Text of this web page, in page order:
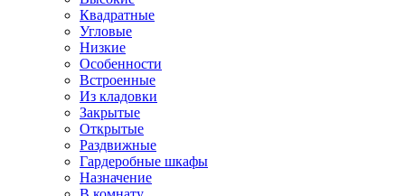
Квадратные
Угловые
Низкие
Особенности
Встроенные
Из кладовки
Закрытые
Открытые
Раздвижные
Гардеробные шкафы
Назначение